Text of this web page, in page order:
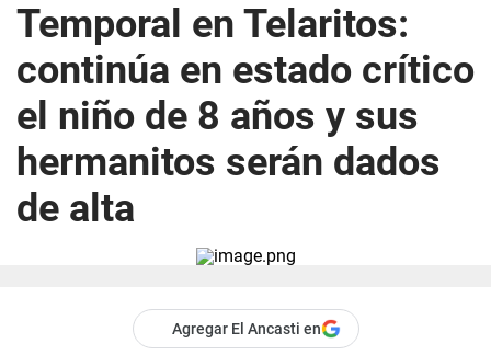
Temporal en Telaritos:
continúa en estado crítico
el niño de 8 años y sus
hermanitos serán dados
de alta
Agregar El Ancasti en